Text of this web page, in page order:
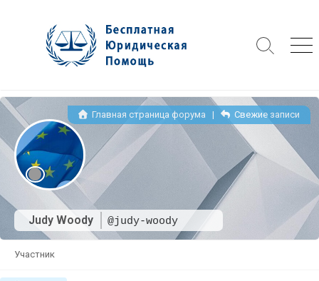
Search
Judy Woody @judy-woody
Главная страница форума | Свежие записи
Участник